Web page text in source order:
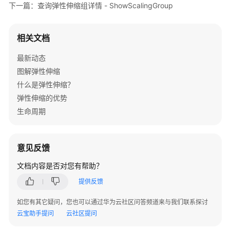
下一篇：查询弹性伸缩组详情 - ShowScalingGroup
相关文档
最新动态
图解弹性伸缩
什么是弹性伸缩？
弹性伸缩的优势
生命周期
意见反馈
文档内容是否对您有帮助？
提供反馈
如您有其它疑问，您也可以通过华为云社区问答频道来与我们联系探讨
云宝助手提问
云社区提问